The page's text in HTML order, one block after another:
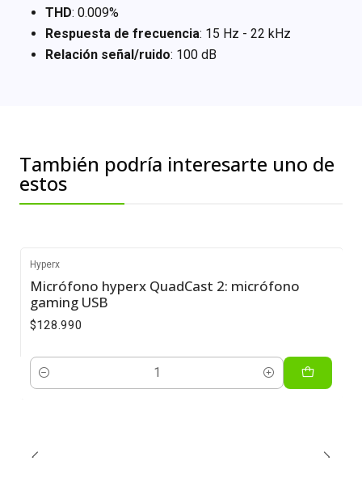
THD: 0.009%
Respuesta de frecuencia: 15 Hz - 22 kHz
Relación señal/ruido: 100 dB
También podría interesarte uno de
estos
Hyperx
Micrófono hyperx QuadCast 2: micrófono
gaming USB
$128.990
Cantidad